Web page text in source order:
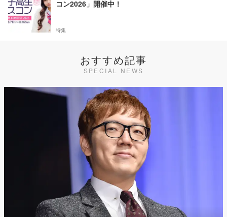
コン2026」開催中！
特集
おすすめ記事
SPECIAL NEWS